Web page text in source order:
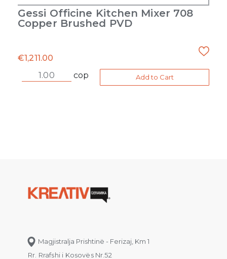
Gessi Officine Kitchen Mixer 708
Copper Brushed PVD
€1,211.00
cop
Add to Cart
Magjistralja Prishtinë - Ferizaj, Km 1
Rr. Rrafshi i Kosovës Nr.52